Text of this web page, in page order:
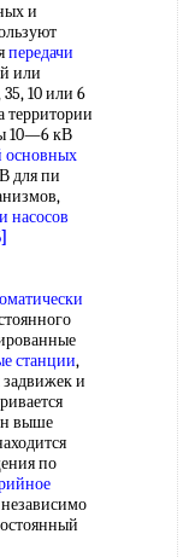
и
передачи
или
10 или 6
территории
10—6 кВ
основных
для пи
насосов
станции,
задвижек и
выше
по